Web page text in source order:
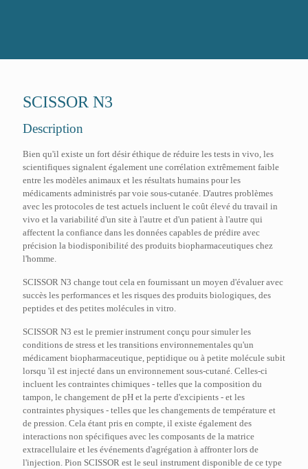
SCISSOR N3
Description
Bien qu'il existe un fort désir éthique de réduire les tests in vivo, les
scientifiques signalent également une corrélation extrêmement faible
entre les modèles animaux et les résultats humains pour les
médicaments administrés par voie sous-cutanée. D'autres problèmes
avec les protocoles de test actuels incluent le coût élevé du travail in
vivo et la variabilité d'un site à l'autre et d'un patient à l'autre qui
affectent la confiance dans les données capables de prédire avec
précision la biodisponibilité des produits biopharmaceutiques chez
l'homme.
SCISSOR N3 change tout cela en fournissant un moyen d'évaluer avec
succès les performances et les risques des produits biologiques, des
peptides et des petites molécules in vitro.
SCISSOR N3 est le premier instrument conçu pour simuler les
conditions de stress et les transitions environnementales qu'un
médicament biopharmaceutique, peptidique ou à petite molécule subit
lorsqu 'il est injecté dans un environnement sous-cutané. Celles-ci
incluent les contraintes chimiques - telles que la composition du
tampon, le changement de pH et la perte d'excipients - et les
contraintes physiques - telles que les changements de température et
de pression. Cela étant pris en compte, il existe également des
interactions non spécifiques avec les composants de la matrice
extracellulaire et les événements d'agrégation à affronter lors de
l'injection. Pion SCISSOR est le seul instrument disponible de ce type